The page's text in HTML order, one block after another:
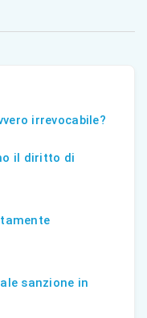
irrevocabile?
il diritto di
sanzione in